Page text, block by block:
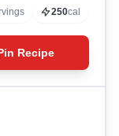
250cal
Recipe